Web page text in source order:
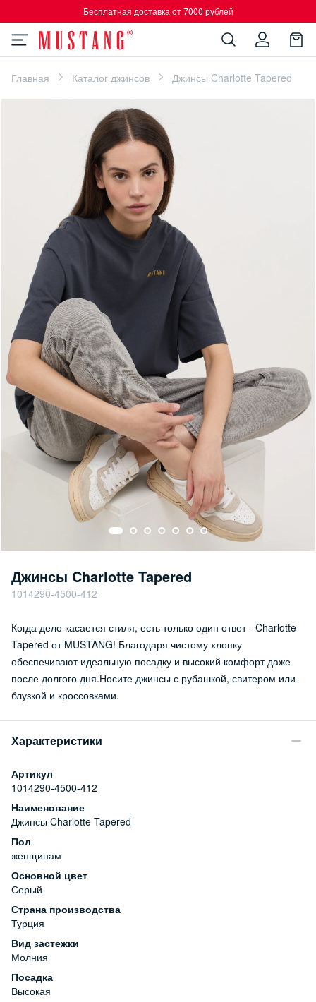
Бесплатная доставка от 7000 рублей
Главная Каталог джинсов Джинсы Charlotte Tapered
Джинсы Charlotte Tapered
1014290-4500-412
Когда дело касается стиля, есть только один ответ - Charlotte
Tapered от MUSTANG! Благодаря чистому хлопку
обеспечивают идеальную посадку и высокий комфорт даже
после долгого дня.Носите джинсы с рубашкой, свитером или
блузкой и кроссовками.
Характеристики
Артикул
1014290-4500-412
Наименование
Джинсы Charlotte Tapered
Пол
женщинам
Основной цвет
Серый
Страна производства
Турция
Вид застежки
Молния
Посадка
Высокая